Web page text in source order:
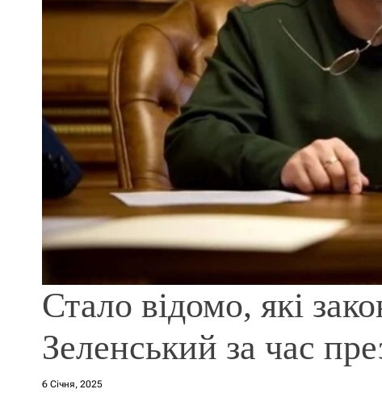
Стало відомо, які
Зеленський за час
6 Січня, 2025